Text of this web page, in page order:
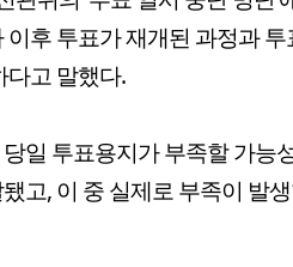
후 투표가 재개된 과정과 투
다고 말했다.
일 투표용지가 부족할 가능
고, 이 중 실제로 부족이 발